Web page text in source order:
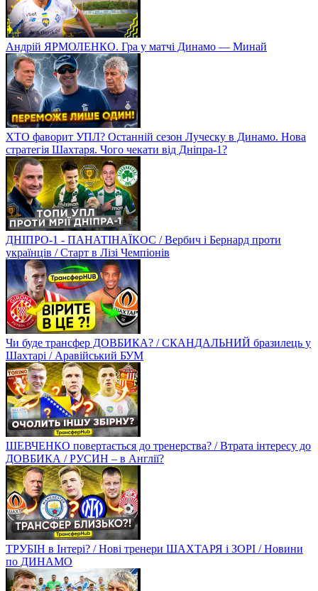
Андрій ЯРМОЛЕНКО. Гра у матчі Динамо — Минай
ХТО фаворит УПЛ? Останній сезон Луческу в Динамо. Нова
стратегія Шахтаря. Чого чекати від Дніпра-1?
ДНІПРО-1 - ПАНАТІНАЇКОС / Вербич і Бернард проти
українців / Старт в Лізі Чемпіонів
Чи буде трансфер ДОВБИКА? / СКАНДАЛЬНИЙ бразилець у
Шахтарі / Аравійський БУМ
ШЕВЧЕНКО повертається до тренерства? / Втрата інтересу до
ДОВБИКА / РУСИН – в Англії?
ТРУБІН в Інтері? / Нові тренери ШАХТАРЯ і ЗОРІ / Новини
по ДИНАМО